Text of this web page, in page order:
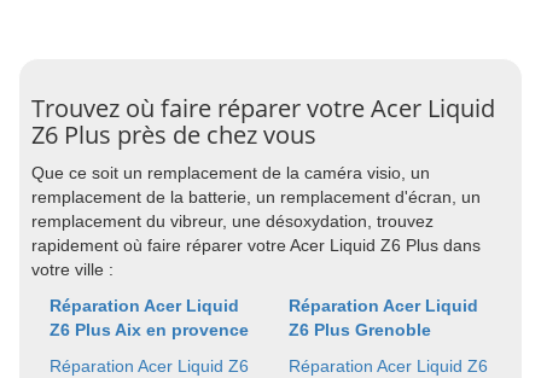
Trouvez où faire réparer votre Acer Liquid
Z6 Plus près de chez vous
Que ce soit un remplacement de la caméra visio, un
remplacement de la batterie, un remplacement d'écran, un
remplacement du vibreur, une désoxydation, trouvez
rapidement où faire réparer votre Acer Liquid Z6 Plus dans
votre ville :
Réparation Acer Liquid
Z6 Plus Aix en provence
Réparation Acer Liquid Z6
Réparation Acer Liquid
Z6 Plus Grenoble
Réparation Acer Liquid Z6